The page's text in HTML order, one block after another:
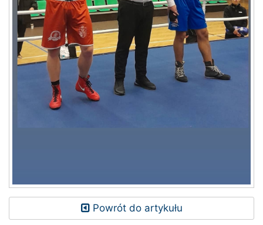
Powrót do artykułu